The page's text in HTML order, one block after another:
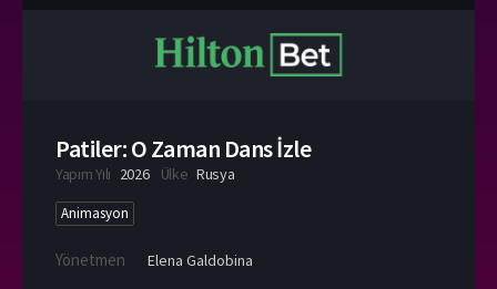
Patiler: O Zaman Dans İzle
Yapım Yılı 2026 Ülke Rusya
Animasyon
Yönetmen
Elena Galdobina